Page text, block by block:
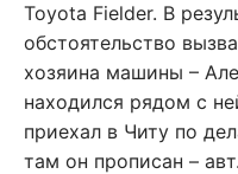
Toyota Fielder. В
обстоятельство
хозяина машины –
находился рядом с
приехал в Читу по
там он прописан –